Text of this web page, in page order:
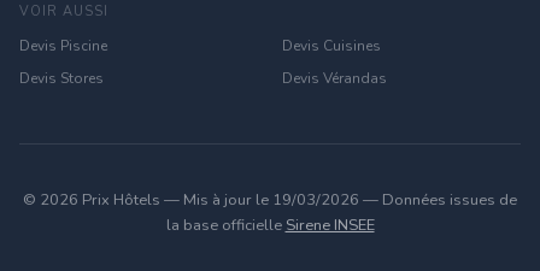
VOIR AUSSI
Devis Piscine
Devis Cuisines
Devis Stores
Devis Vérandas
© 2026 Prix Hôtels — Mis à jour le 19/03/2026 — Données issues de
la base officielle Sirene INSEE